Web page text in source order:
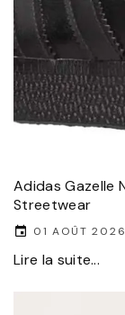
Adidas Gazelle
Streetwear
01 AOÛT 2026
Lire la suite...